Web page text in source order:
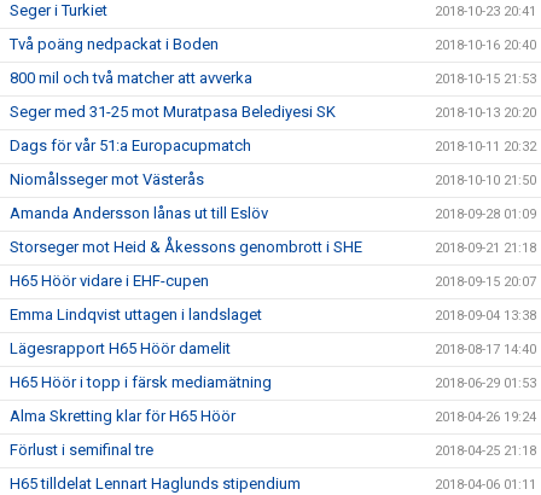
Seger i Turkiet 2018-10-23 20:41
Två poäng nedpackat i Boden 2018-10-16 20:40
800 mil och två matcher att avverka 2018-10-15 21:53
Seger med 31-25 mot Muratpasa Belediyesi SK 2018-10-13 20:20
Dags för vår 51:a Europacupmatch 2018-10-11 20:32
Niomålsseger mot Västerås 2018-10-10 21:50
Amanda Andersson lånas ut till Eslöv 2018-09-28 01:09
Storseger mot Heid & Åkessons genombrott i SHE 2018-09-21 21:18
H65 Höör vidare i EHF-cupen 2018-09-15 20:07
Emma Lindqvist uttagen i landslaget 2018-09-04 13:38
Lägesrapport H65 Höör damelit 2018-08-17 14:40
H65 Höör i topp i färsk mediamätning 2018-06-29 01:53
Alma Skretting klar för H65 Höör 2018-04-26 19:24
Förlust i semifinal tre 2018-04-25 21:18
H65 tilldelat Lennart Haglunds stipendium 2018-04-06 01:11